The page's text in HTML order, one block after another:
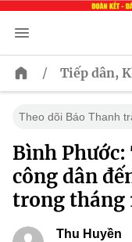
/ Tiếp dân,
Theo dõi Báo Thanh
Bình
công dân
trong tháng
Thu Huyền